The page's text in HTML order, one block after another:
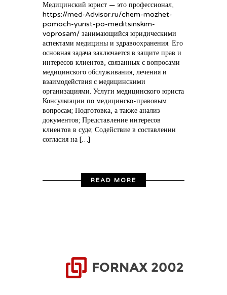
Медицинский юрист — это профессионал,
https://med-Advisor.ru/chem-mozhet-
pomoch-yurist-po-meditsinskim-
voprosam/ занимающийся юридическими
аспектами медицины и здравоохранения. Его
основная задача заключается в защите прав и
интересов клиентов, связанных с вопросами
медицинского обслуживания, лечения и
взаимодействия с медицинскими
организациями. Услуги медицинского юриста
Консультации по медицинско-правовым
вопросам; Подготовка, а также анализ
документов; Представление интересов
клиентов в суде; Содействие в составлении
согласия на […]
READ MORE